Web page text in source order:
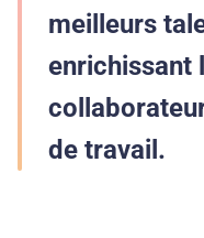
meilleurs
enrichissant
de travail.